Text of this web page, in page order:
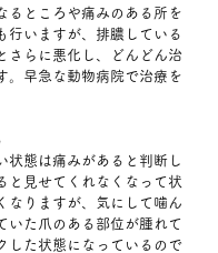
るところや痛みのある所を
行いますが、排膿している
さらに悪化し、どんどん治
。早急な動物病院で治療を
状態は痛みがあると判断し
と見せてくれなくなって状
なりますが、気にして噛ん
いた爪のある部位が腫れて
した状態になっているので